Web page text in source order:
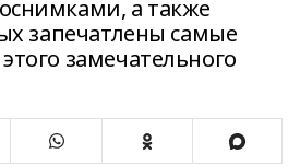
а также
запечатлены самые
замечательного